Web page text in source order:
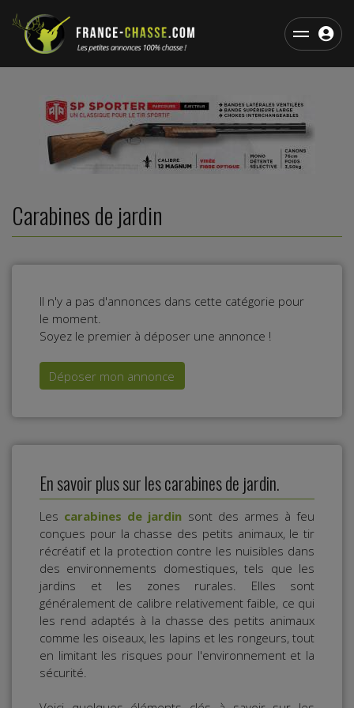
Carabines de jardin
Il n'y a pas d'annonces dans cette catégorie pour
le moment.
Soyez le premier à déposer une annonce !
Déposer mon annonce
En savoir plus sur les carabines de jardin.
Les carabines de jardin sont des armes à feu
conçues pour la chasse des petits animaux, le tir
récréatif et la protection contre les nuisibles dans
des environnements domestiques, tels que les
jardins et les zones rurales. Elles sont
généralement de calibre relativement faible, ce qui
les rend adaptés à la chasse des petits animaux
comme les oiseaux, les lapins et les rongeurs, tout
en limitant les risques pour l'environnement et la
sécurité.